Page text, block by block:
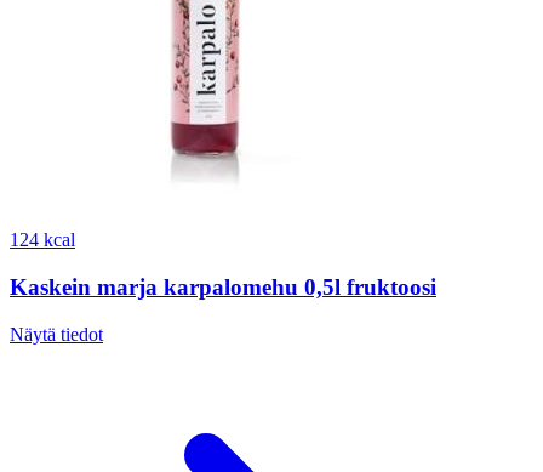
124 kcal
Kaskein marja karpalomehu 0,5l fruktoosi
Näytä tiedot